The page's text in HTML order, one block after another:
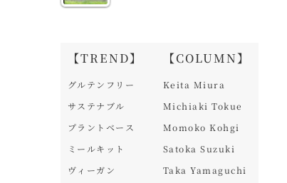
【TREND】
グルテンフリー
サステナブル
プラントベース
ミールキット
ヴィーガン
【COLUMN】
Keita Miura
Michiaki Tokue
Momoko Kohgi
Satoka Suzuki
Taka Yamaguchi